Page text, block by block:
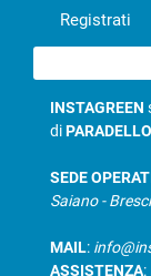
Registrati
INSTAGREEN
di
SEDE
Saiano -
MAIL:
ASSISTENZA: